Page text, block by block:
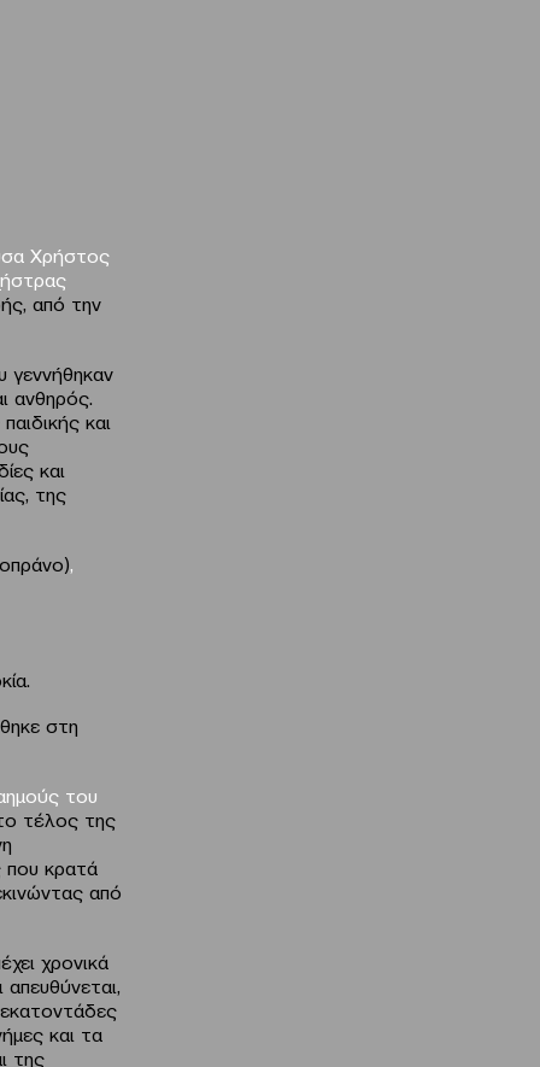
Χρήστος
από την
γεννήθηκαν
ανθηρός.
και
και
της
στη
του
τέλος της
που κρατά
από
χρονικά
και τα
της